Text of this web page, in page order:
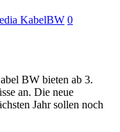
KabelBW 0
BW bieten ab 3.
an. Die neue
Jahr sollen noch